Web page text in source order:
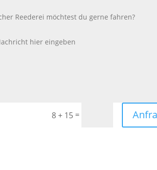
8 + 15=